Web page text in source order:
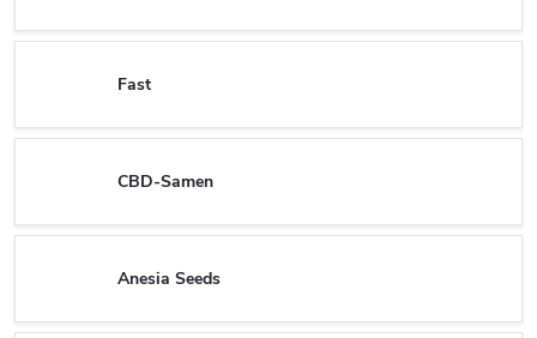
Fast
CBD-Samen
Anesia Seeds